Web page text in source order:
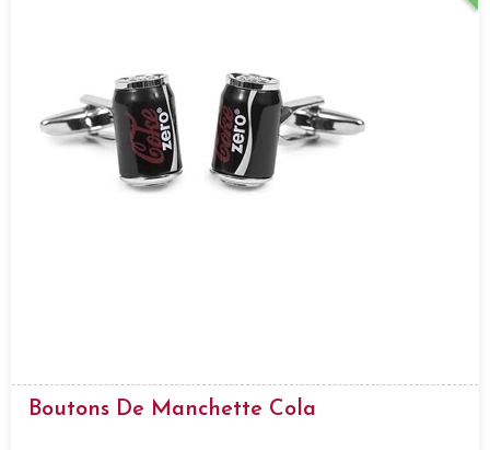
Boutons De Manchette Cola